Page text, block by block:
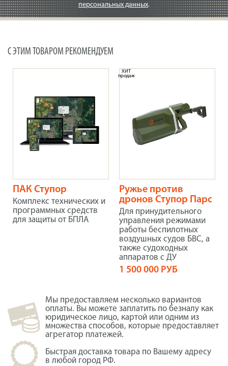
персональных данных.
С ЭТИМ ТОВАРОМ РЕКОМЕНДУЕМ
ПАК Ступор
Комплекс технических и
программных средств
для защиты от БПЛА
Ружье против
дронов Ступор Парс
Для принудительного
управления режимами
работы беспилотных
воздушных судов БВС, а
также судоходных
аппаратов с ДУ
ХИТ
продаж
1 500 000 РУБ
Мы предоставляем несколько вариантов
оплаты. Вы можете заплатить по безналу как
юридическое лицо, картой или одним из
множества способов, которые предоставляет
агрегатор платежей.
Быстрая доставка товара по Вашему адресу
в любой город РФ.